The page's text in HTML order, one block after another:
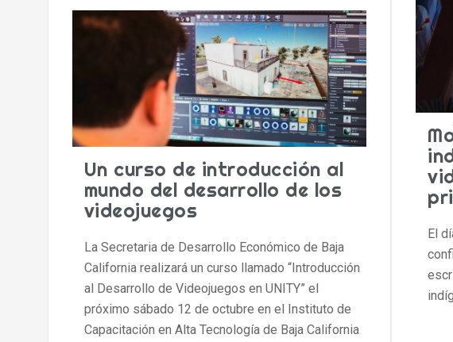
El
Un curso de introducción al
mundo del desarrollo de los
videojuegos
La Secretaria de Desarrollo Económico de Baja
California realizará un curso llamado “Introducción
al Desarrollo de Videojuegos en UNITY” el
próximo sábado 12 de octubre en el Instituto de
Capacitación en Alta Tecnología de Baja California